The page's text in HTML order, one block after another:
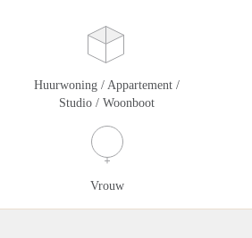
Huurwoning / Appartement /
Studio / Woonboot
Vrouw